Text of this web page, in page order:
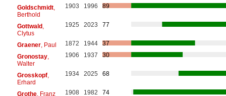
Goldschmidt,
Berthold
1903 1996 89
Gottwald,
Clytus
1925 2023 77
Graener, Paul 1872 1944
37
Gronostay,
Walter
1906 1937 30
Grosskopf,
Erhard
1934 2025 68
Grothe, Franz 1908 1982 74